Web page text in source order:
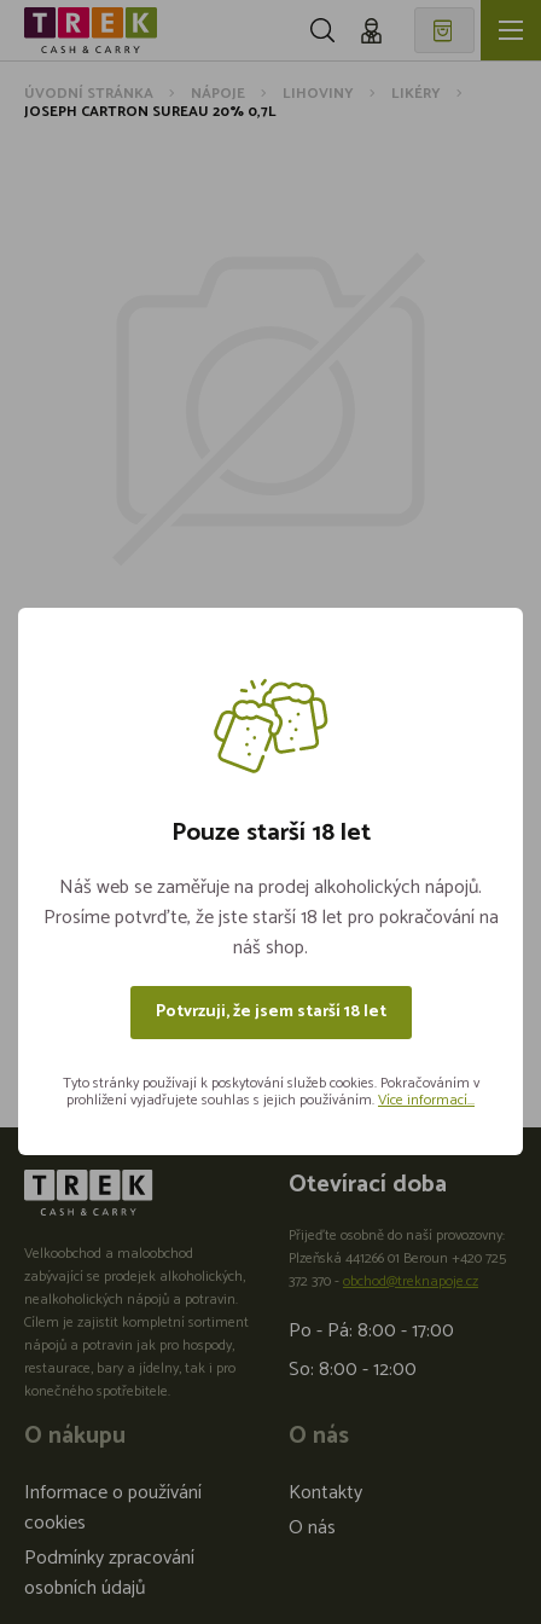
ÚVODNÍ STRÁNKA NÁPOJE LIHOVINY LIKÉRY
JOSEPH CARTRON SUREAU 20% 0,7L
Joseph Cartron Sureau 20% 0,7l
Vložit do košíku
Sdílejte na sítích
Velkoobchod a maloobchod
zabývající se prodejek alkoholických,
nealkoholických nápojů a potravin.
Cílem je zajistit kompletní sortiment
nápojů a potravin jak pro hospody,
restaurace, bary a jídelny, tak i pro
konečného spotřebitele.
O nákupu
Informace o používání
cookies
Podmínky zpracování
osobních údajů
O nás
Kontakty
O nás
Otevírací doba
Přijeďte osobně do naší provozovny:
Plzeňská 441266 01 Beroun +420 725
372 370 -obchod@treknapoje.cz
Po - Pá: 8:00 - 17:00
So: 8:00 - 12:00
Pouze starší 18 let
Náš web se zaměřuje na prodej alkoholických nápojů.
Prosíme potvrďte, že jste starší 18 let pro pokračování na
náš shop.
Potvrzuji, že jsem starší 18 let
Tyto stránky používají k poskytování služeb cookies. Pokračováním v
prohlížení vyjadřujete souhlas s jejich používáním.Více informací...